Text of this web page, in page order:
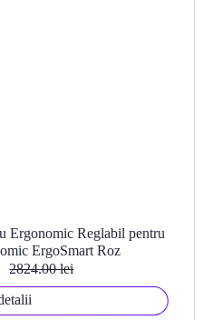
Ergonomic Reglabil pentru
ErgoSmart Roz
2824.00 lei